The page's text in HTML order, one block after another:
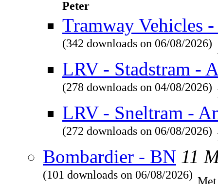
Peter
Tramway Vehicles
(342 downloads on 06/08/2026)
LRV - Stadstram -
(278 downloads on 04/08/2026)
LRV - Sneltram -
(272 downloads on 06/08/2026)
Bombardier - BN 11
(101 downloads on 06/08/2026)